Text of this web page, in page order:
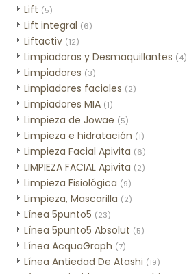
Lift (5)
Lift integral (6)
Liftactiv (12)
Limpiadoras y Desmaquillantes (4)
Limpiadores (3)
Limpiadores faciales (2)
Limpiadores MIA (1)
Limpieza de Jowae (5)
Limpieza e hidratación (1)
Limpieza Facial Apivita (6)
LIMPIEZA FACIAL Apivita (2)
Limpieza Fisiológica (9)
Limpieza, Mascarilla (2)
Línea 5punto5 (23)
Línea 5punto5 Absolut (5)
Línea AcquaGraph (7)
Línea Antiedad De Atashi (19)